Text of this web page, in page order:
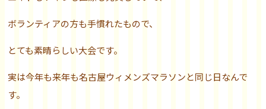
ボランティアの方も手慣れたもので、
とても素晴らしい大会です。
実は今年も来年も名古屋ウィメンズマラソンと同じ日なんで
す。